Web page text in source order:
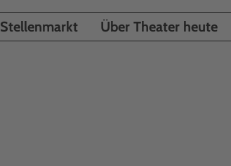
Stellenmarkt Über Theater heute